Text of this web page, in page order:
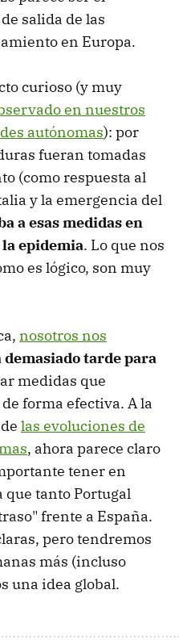
salida de las
en Europa.
curioso (y muy
en nuestros
autónomas): por
fueran tomadas
(como respuesta al
y la emergencia del
a esas medidas en
epidemia. Lo que nos
es lógico, son muy
nosotros nos
demasiado tarde para
medidas que
forma efectiva. A la
las evoluciones de
, ahora parece claro
tener en
que tanto Portugal
frente a España.
pero tendremos
más (incluso
una idea global.